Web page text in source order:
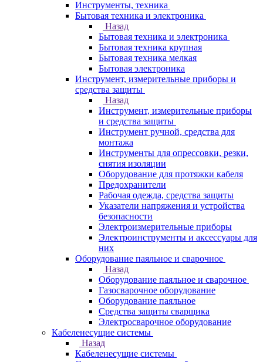
Инструменты, техника
Бытовая техника и электроника
Назад
Бытовая техника и электроника
Бытовая техника крупная
Бытовая техника мелкая
Бытовая электроника
Инструмент, измерительные приборы и
средства защиты
Назад
Инструмент, измерительные приборы
и средства защиты
Инструмент ручной, средства для
монтажа
Инструменты для опрессовки, резки,
снятия изоляции
Оборудование для протяжки кабеля
Предохранители
Рабочая одежда, средства защиты
Указатели напряжения и устройства
безопасности
Электроизмерительные приборы
Электроинструменты и аксессуары для
них
Оборудование паяльное и сварочное
Назад
Оборудование паяльное и сварочное
Газосварочное оборудование
Оборудование паяльное
Средства защиты сварщика
Электросварочное оборудование
Кабеленесущие системы
Назад
Кабеленесущие системы